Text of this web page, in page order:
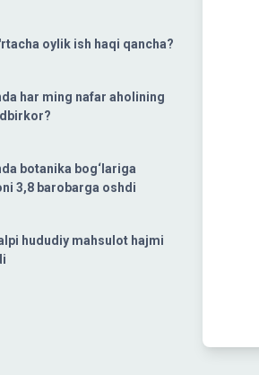
oylik ish haqi qancha?
har ming nafar aholining
botanika bog‘lariga
3,8 barobarga oshdi
hududiy mahsulot hajmi